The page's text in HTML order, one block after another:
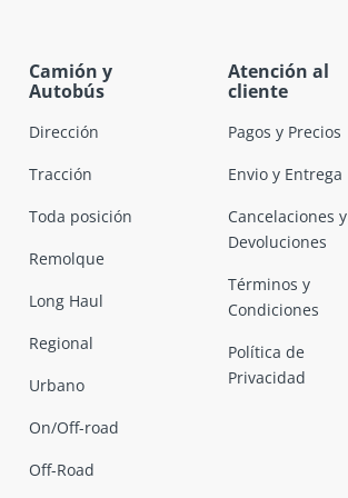
Camión y
Autobús
Dirección
Tracción
Toda posición
Remolque
Long Haul
Regional
Urbano
On/Off-road
Off-Road
Atención al
cliente
Pagos y Precios
Envio y Entrega
Cancelaciones y
Devoluciones
Términos y
Condiciones
Política de
Privacidad